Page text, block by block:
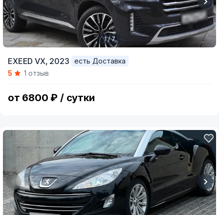
of
1 / 7
EXEED VX, 2023
есть Доставка
5
1 отзыв
от 6800 ₽ / сутки